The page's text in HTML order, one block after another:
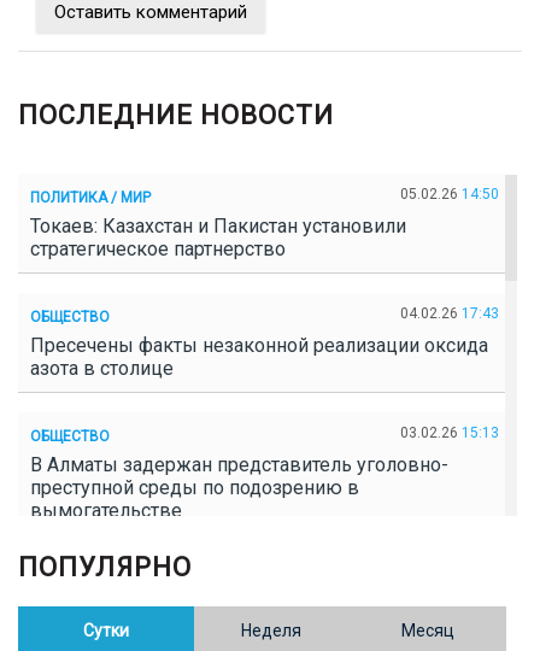
Оставить комментарий
ПОСЛЕДНИЕ НОВОСТИ
ПОЛИТИКА / МИР 05.02.26 14:50
Токаев: Казахстан и Пакистан установили
стратегическое партнерство
ОБЩЕСТВО 04.02.26 17:43
Пресечены факты незаконной реализации оксида
азота в столице
ОБЩЕСТВО 03.02.26 15:13
В Алматы задержан представитель уголовно-
преступной среды по подозрению в
вымогательстве
ОБЩЕСТВО
Полицейские пресекли незаконное выращивание
конопли в Таразе
ПОПУЛЯРНО
Сутки Неделя Месяц